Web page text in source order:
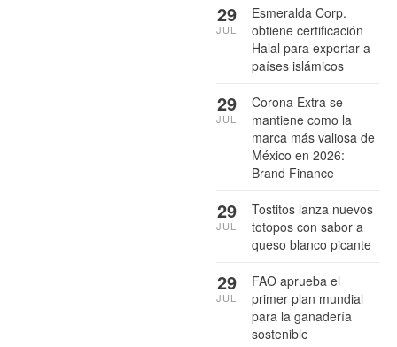
Esmeralda Corp.
obtiene certificación
Halal para exportar a
países islámicos
29
JUL
Corona Extra se
mantiene como la
marca más valiosa de
México en 2026:
Brand Finance
29
JUL
Tostitos lanza nuevos
totopos con sabor a
queso blanco picante
29
JUL
FAO aprueba el
primer plan mundial
para la ganadería
sostenible
29
JUL